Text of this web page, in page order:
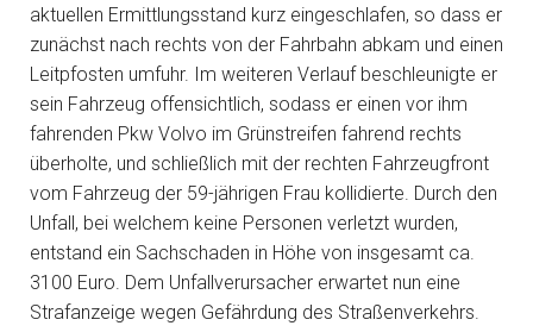
aktuellen Ermittlungsstand kurz eingeschlafen, so dass er
zunächst nach rechts von der Fahrbahn abkam und einen
Leitpfosten umfuhr. Im weiteren Verlauf beschleunigte er
sein Fahrzeug offensichtlich, sodass er einen vor ihm
fahrenden Pkw Volvo im Grünstreifen fahrend rechts
überholte, und schließlich mit der rechten Fahrzeugfront
vom Fahrzeug der 59-jährigen Frau kollidierte. Durch den
Unfall, bei welchem keine Personen verletzt wurden,
entstand ein Sachschaden in Höhe von insgesamt ca.
3100 Euro. Dem Unfallverursacher erwartet nun eine
Strafanzeige wegen Gefährdung des Straßenverkehrs.